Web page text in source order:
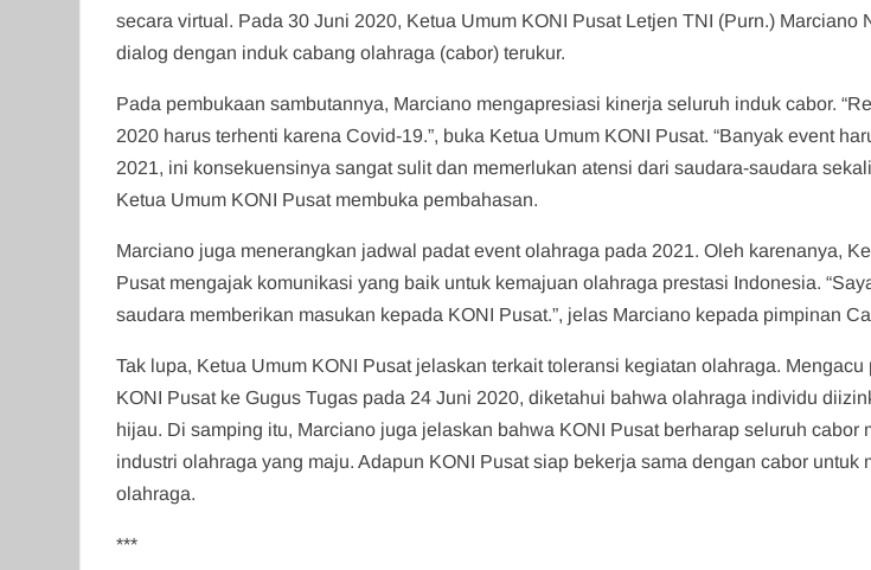
secara virtual. Pada 30 Juni 2020, Ketua Umum KONI Pusat Letjen TNI (Purn.) Marciano
dialog dengan induk cabang olahraga (cabor) terukur.
Pada pembukaan sambutannya, Marciano mengapresiasi kinerja seluruh induk cabor.
2020 harus terhenti karena Covid-19.”, buka Ketua Umum KONI Pusat. “Banyak event
2021, ini konsekuensinya sangat sulit dan memerlukan atensi dari saudara-saudara
Ketua Umum KONI Pusat membuka pembahasan.
Marciano juga menerangkan jadwal padat event olahraga pada 2021. Oleh karenanya,
Pusat mengajak komunikasi yang baik untuk kemajuan olahraga prestasi Indonesia.
saudara memberikan masukan kepada KONI Pusat.”, jelas Marciano kepada pimpinan
Tak lupa, Ketua Umum KONI Pusat jelaskan terkait toleransi kegiatan olahraga. Mengacu
KONI Pusat ke Gugus Tugas pada 24 Juni 2020, diketahui bahwa olahraga individu
hijau. Di samping itu, Marciano juga jelaskan bahwa KONI Pusat berharap seluruh cabor
industri olahraga yang maju. Adapun KONI Pusat siap bekerja sama dengan cabor untuk
olahraga.
***